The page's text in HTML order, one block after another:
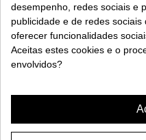
ACERCA DE BENGALA
AYUDA
INFORMACIÓN
desempenho, redes sociais e
publicidade e de redes
oferecer funcionalidades
Aceitas estes cookies e o
envolvidos?